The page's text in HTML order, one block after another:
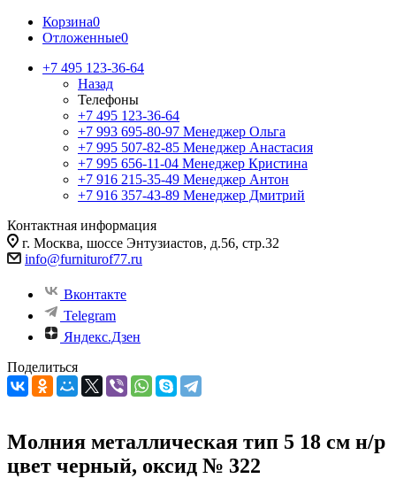
Корзина0
Отложенные0
+7 495 123-36-64
Назад
Телефоны
+7 495 123-36-64
+7 993 695-80-97 Менеджер Ольга
+7 995 507-82-85 Менеджер Анастасия
+7 995 656-11-04 Менеджер Кристина
+7 916 215-35-49 Менеджер Антон
+7 916 357-43-89 Менеджер Дмитрий
Контактная информация
г. Москва, шоссе Энтузиастов, д.56, стр.32
info@furniturof77.ru
Вконтакте
Telegram
Яндекс.Дзен
Поделиться
Молния металлическая тип 5 18 см н/р
цвет черный, оксид № 322